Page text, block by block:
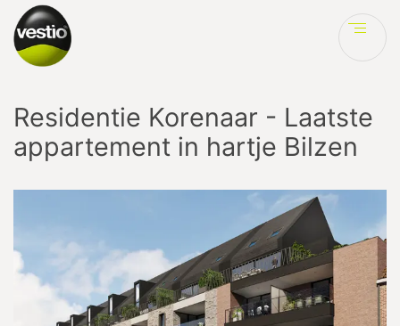
Residentie Korenaar - Laatste
appartement in hartje Bilzen